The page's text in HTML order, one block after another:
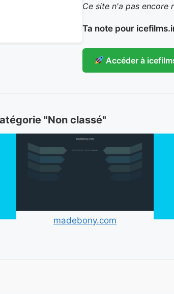
Ce site n'a pas encore
Ta note pour
Accéder à
"Non classé"
madebony.com